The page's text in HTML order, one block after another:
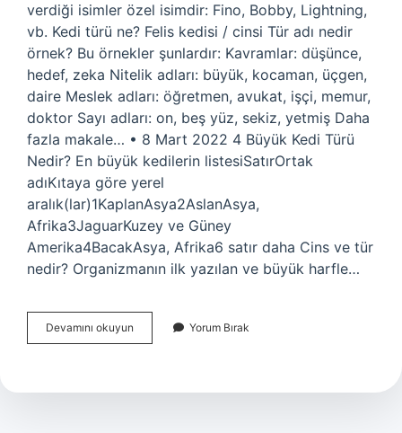
verdiği isimler özel isimdir: Fino, Bobby, Lightning,
vb. Kedi türü ne? Felis kedisi / cinsi Tür adı nedir
örnek? Bu örnekler şunlardır: Kavramlar: düşünce,
hedef, zeka Nitelik adları: büyük, kocaman, üçgen,
daire Meslek adları: öğretmen, avukat, işçi, memur,
doktor Sayı adları: on, beş yüz, sekiz, yetmiş Daha
fazla makale… • 8 Mart 2022 4 Büyük Kedi Türü
Nedir? En büyük kedilerin listesiSatırOrtak
adıKıtaya göre yerel
aralık(lar)1KaplanAsya2AslanAsya,
Afrika3JaguarKuzey ve Güney
Amerika4BacakAsya, Afrika6 satır daha Cins ve tür
nedir? Organizmanın ilk yazılan ve büyük harfle…
Devamını okuyun
Tür
Yorum Bırak